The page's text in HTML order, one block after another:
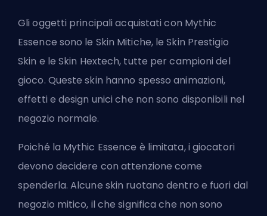
Gli oggetti principali acquistati con Mythic
Essence sono le Skin Mitiche, le Skin Prestigio
Skin e le Skin Hextech, tutte percampionidel
gioco. Queste skin hanno spesso animazioni,
effetti e design unici che non sono disponibili nel
negozio normale.
Poiché la Mythic Essence è limitata, i giocatori
devono decidere con attenzione come
spenderla. Alcune skin ruotano dentro e fuori dal
negozio mitico, il che significa che non sono